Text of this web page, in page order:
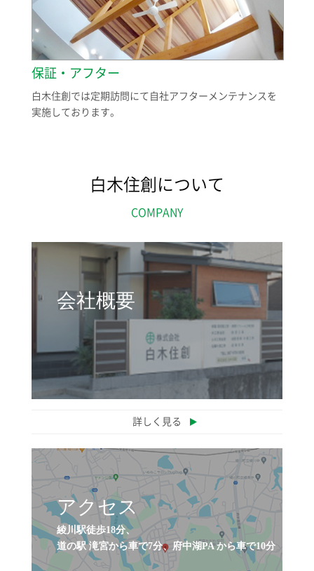
保証・アフター
白木住創では定期訪問にて自社アフターメンテナンスを
実施しております。
白木住創について
COMPANY
会社概要
詳しく見る
アクセス
綾川駅徒歩18分、
道の駅 滝宮から車で7分、府中湖PA から車で10分